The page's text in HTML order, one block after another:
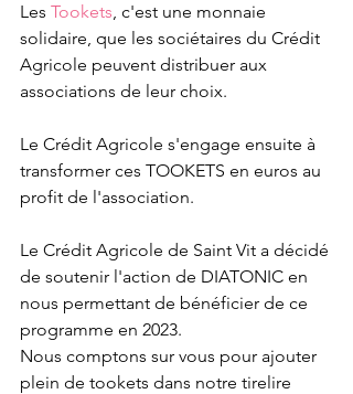
Les Tookets, c'est une monnaie
solidaire, que les sociétaires du Crédit
Agricole peuvent distribuer aux
associations de leur choix.
Le Crédit Agricole s'engage ensuite à
transformer ces TOOKETS en euros au
profit de l'association.
Le Crédit Agricole de Saint Vit a décidé
de soutenir l'action de DIATONIC en
nous permettant de bénéficier de ce
programme en 2023.
Nous comptons sur vous pour ajouter
plein de tookets dans notre tirelire